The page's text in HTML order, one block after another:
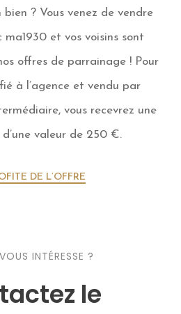
? Vous venez de vendre
et vos voisins sont
offres de parrainage ! Pour
à l’agence et vendu par
vous recevrez une
valeur de 250 €.
DE L’OFFRE
INTÉRESSE ?
le